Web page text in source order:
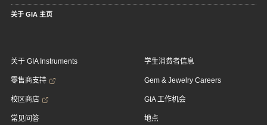
关于 GIA 主页
关于 GIA Instruments
零售商支持
校区商店
常见问答
学生消费者信息
Gem & Jewelry Careers
GIA 工作机会
地点